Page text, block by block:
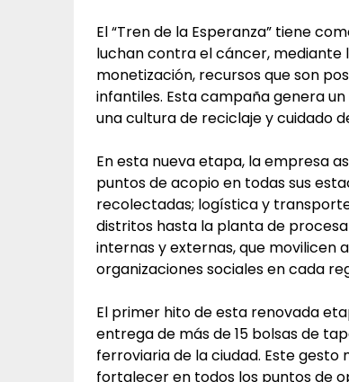
El “Tren de la Esperanza” tiene
luchan contra el cáncer,
monetización, recursos que son
infantiles. Esta campaña genera
una cultura de reciclaje y cuidado
En esta nueva etapa, la empresa
puntos de acopio en todas sus
recolectadas; logística y
distritos hasta la planta de
internas y externas, que movilicen
organizaciones sociales en cada
El primer hito de esta renovada
entrega de más de 15 bolsas de
ferroviaria de la ciudad. Este
fortalecer en todos los puntos de